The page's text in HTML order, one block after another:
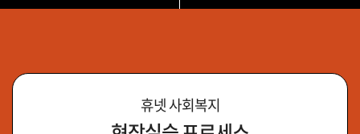
휴넷 사회복지